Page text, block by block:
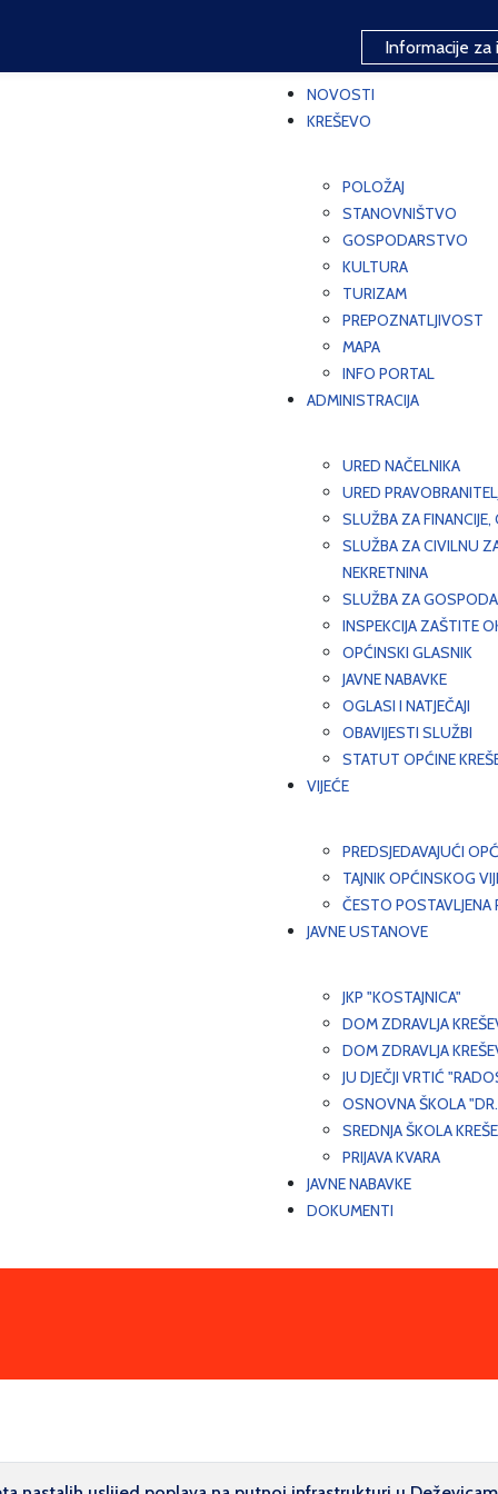
Informacije
NOVOSTI
KREŠEVO
POLOŽAJ
STANOVNIŠTVO
GOSPODARSTVO
KULTURA
TURIZAM
PREPOZNATLJIVOST
MAPA
INFO PORTAL
ADMINISTRACIJA
URED NAČELNIKA
URED
SLUŽBA ZA
SLUŽBA ZA CIVILNU
NEKRETNINA
SLUŽBA ZA
INSPEKCIJA ZAŠTITE
OPĆINSKI GLASNIK
JAVNE NABAVKE
OGLASI I NATJEČAJI
OBAVIJESTI SLUŽBI
STATUT OPĆINE
VIJEĆE
PREDSJEDAVAJUĆI
TAJNIK OPĆINSKOG
ČESTO POSTAVLJENA
JAVNE USTANOVE
JKP "KOSTAJNICA"
DOM ZDRAVLJA
DOM ZDRAVLJA
JU DJEČJI VRTIĆ
OSNOVNA ŠKOLA
SREDNJA ŠKOLA
PRIJAVA KVARA
JAVNE NABAVKE
DOKUMENTI